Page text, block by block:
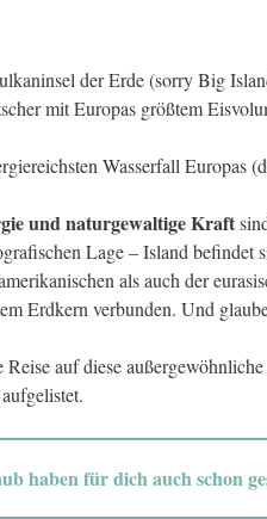
der Erde (sorry Big
mit Europas größtem
Wasserfall Europas
und naturgewaltige Kraft
Lage – Island
als auch der
Erdkern verbunden. Und
Reise auf diese
haben für dich auch schon